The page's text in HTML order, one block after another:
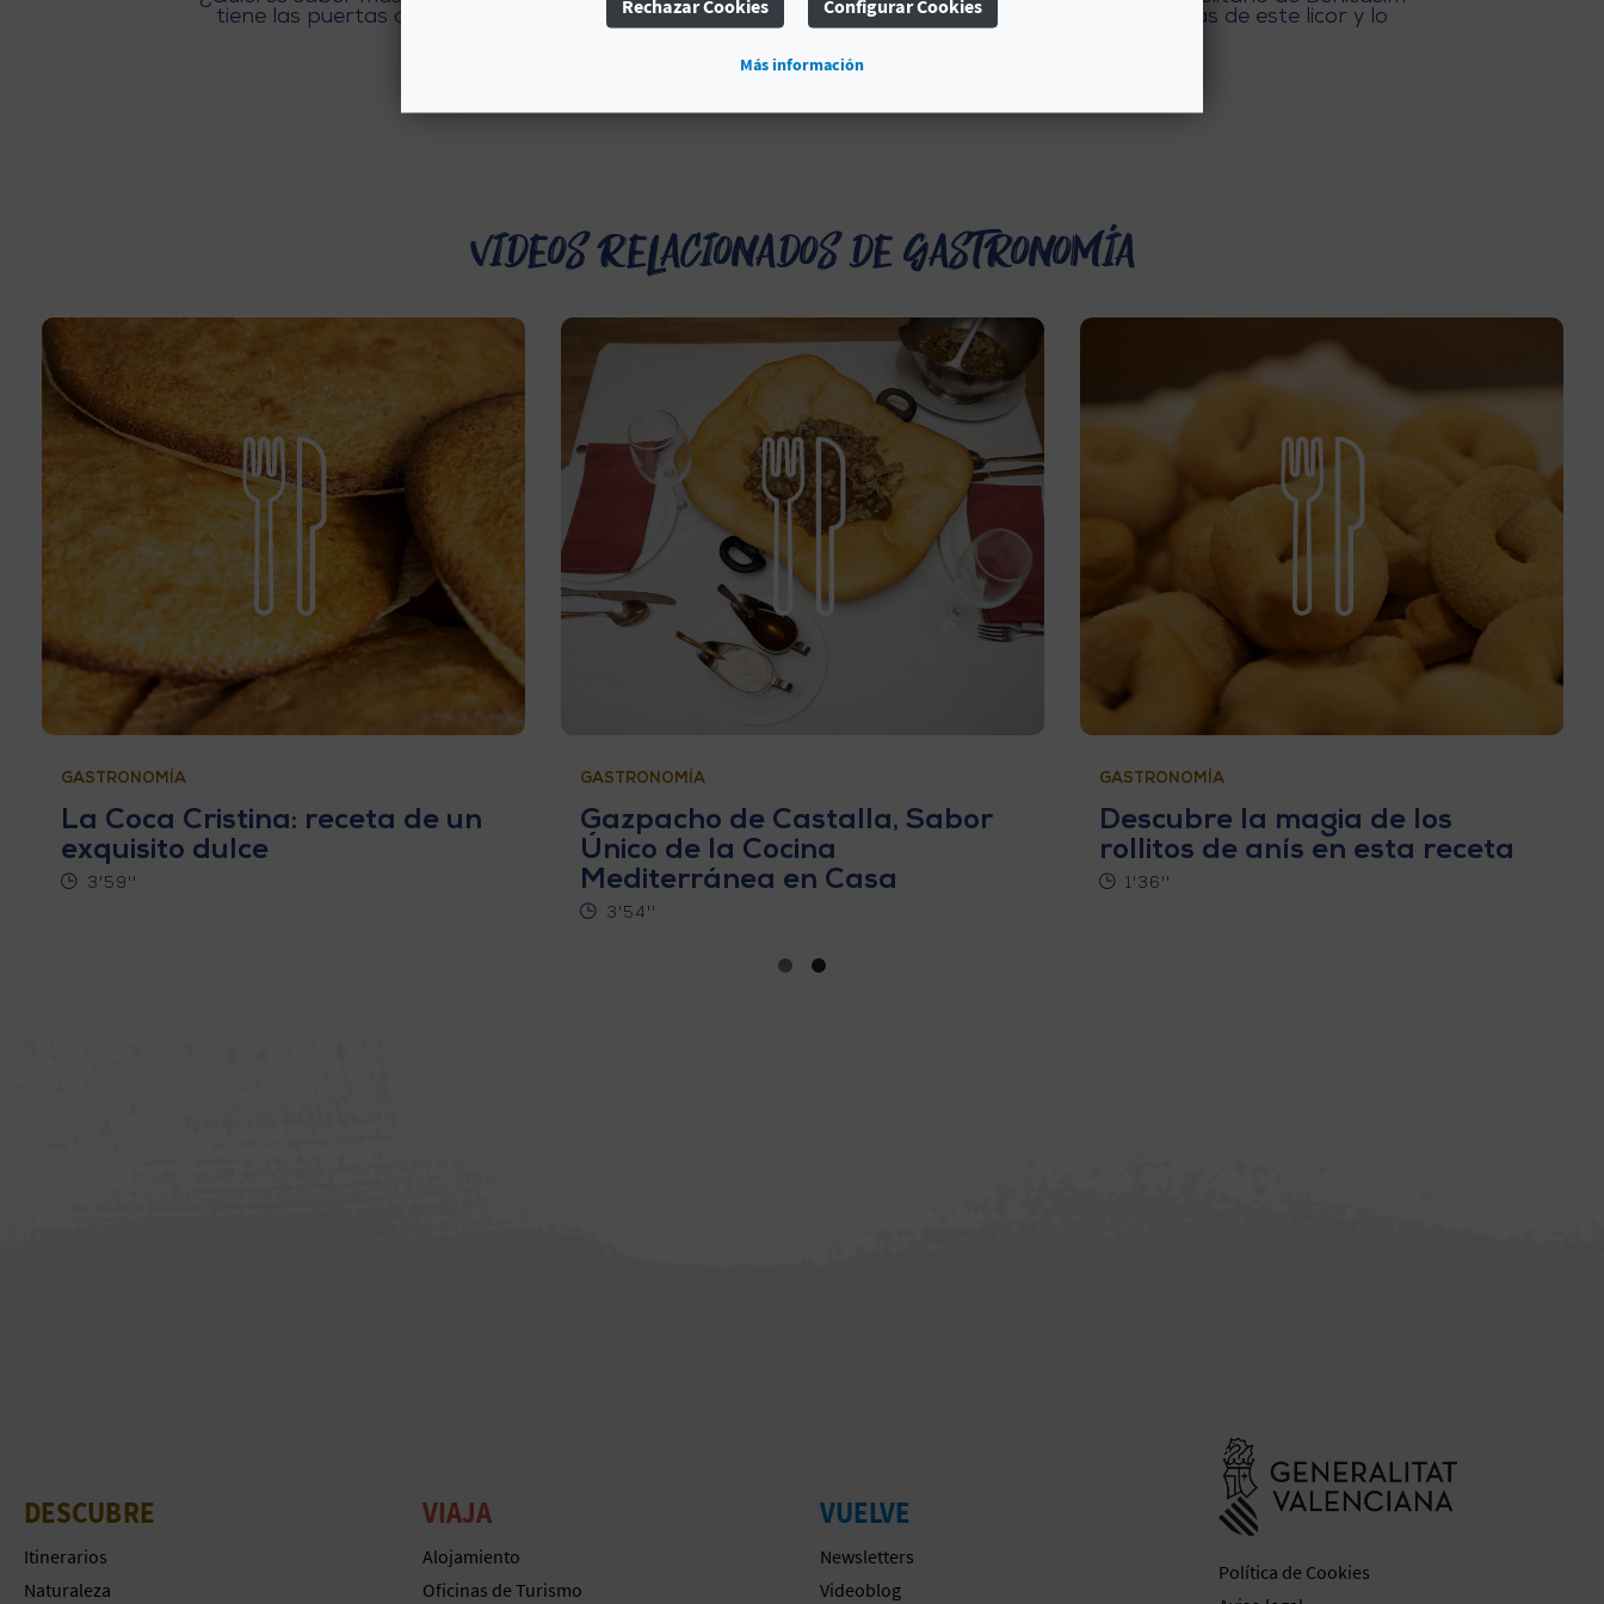
tiene las puertas abiertas para que conozcas, en primera persona, toda la historia que hay detrás de este licor y lo
Benicasim, como ves, se puede conocer a través de los sentidos. ¿Te animas?
Videos relacionados de Gastronomía
GASTRONOMÍA
La Coca Cristina: receta de un
exquisito dulce
3'59''
GASTRONOMÍA
Gazpacho de Castalla, Sabor
Único de la Cocina
Mediterránea en Casa
3'54''
GASTRONOMÍA
Descubre la magia de los
rollitos de anís en esta receta
1'36''
DESCUBRE
Itinerarios
Naturaleza
VIAJA
Alojamiento
Oficinas de Turismo
VUELVE
Newsletters
Videoblog
Política de Cookies
Rechazar Cookies Configurar Cookies
Más información